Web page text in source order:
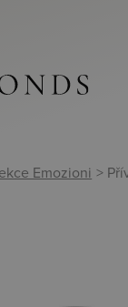
Emozioni >